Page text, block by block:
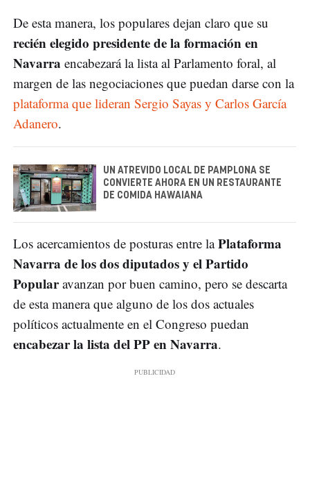
De esta manera, los populares dejan claro que su
recién elegido presidente de la formación en
Navarra encabezará la lista al Parlamento foral, al
margen de las negociaciones que puedan darse con la
plataforma que lideran Sergio Sayas y Carlos García
Adanero.
UN ATREVIDO LOCAL DE PAMPLONA SE
CONVIERTE AHORA EN UN RESTAURANTE
DE COMIDA HAWAIANA
Los acercamientos de posturas entre laPlataforma
Navarra de los dos diputados y el Partido
Popularavanzan por buen camino, pero se descarta
de esta manera que alguno de los dos actuales
políticos actualmente en el Congreso puedan
encabezar la lista del PP en Navarra.